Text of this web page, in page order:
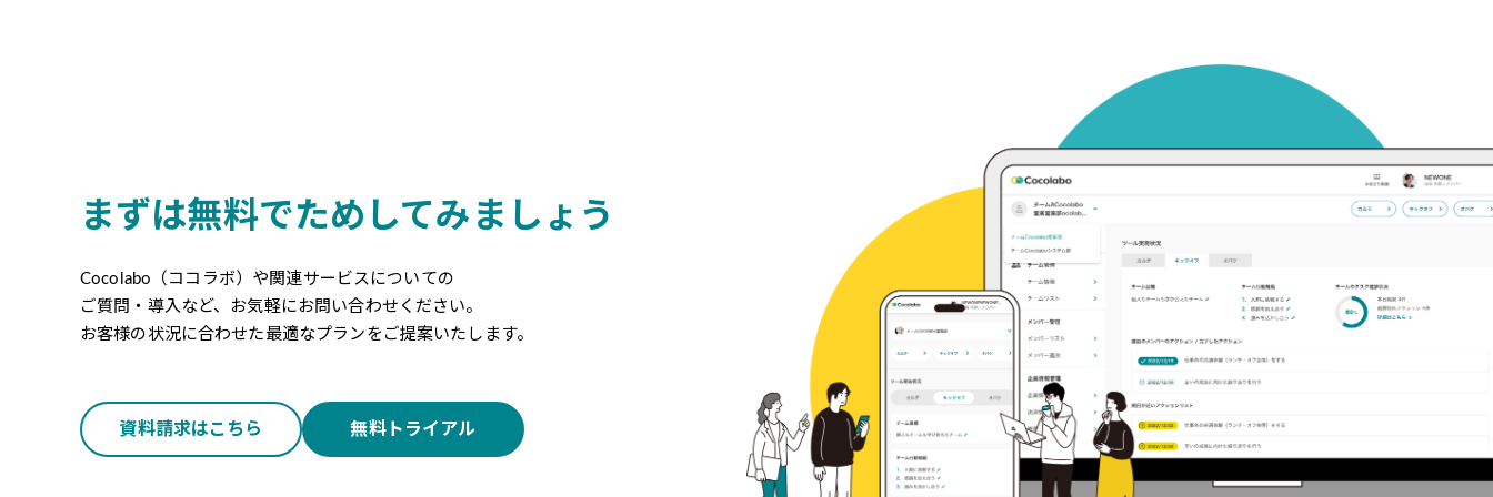
まずは無料でためしてみましょう
Cocolabo（ココラボ）や関連サービスについての
ご質問・導入など、お気軽にお問い合わせください。
お客様の状況に合わせた最適なプランをご提案いたします。
資料請求はこちら 無料トライアル